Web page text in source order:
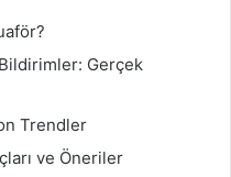
Gerçek
Trendler
ve Öneriler